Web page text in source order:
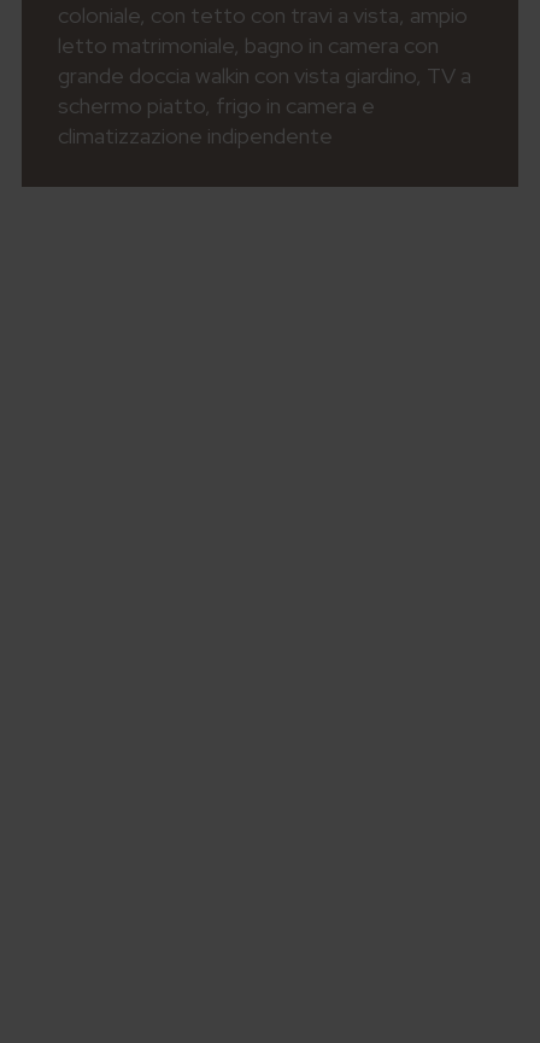
coloniale, con tetto con travi a vista, ampio
letto matrimoniale, bagno in camera con
grande doccia walkin con vista giardino, TV a
schermo piatto, frigo in camera e
climatizzazione indipendente